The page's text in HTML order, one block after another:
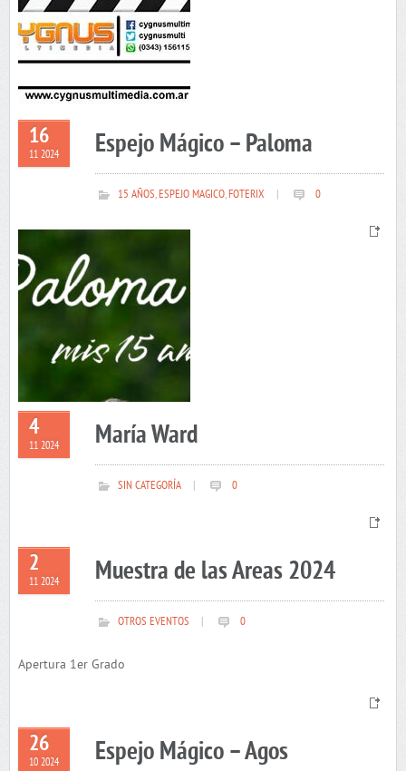
16
11 2024 Espejo Mágico – Paloma
15 AÑOS,ESPEJO MAGICO,FOTERIX 0
4
11 2024 María Ward
SIN CATEGORÍA 0
2
11 2024 Muestra de las Areas 2024
OTROS EVENTOS 0
Apertura 1er Grado
26
10 2024 Espejo Mágico – Agos